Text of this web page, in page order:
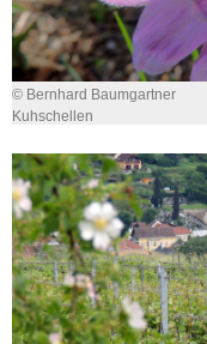
© Bernhard Baumgartner
Kuhschellen